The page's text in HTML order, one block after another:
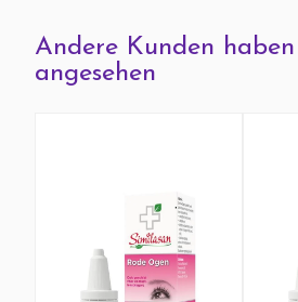
Andere Kunden
angesehen